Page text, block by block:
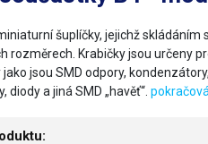
šuplíčky, jejichž skládáním
rozměrech. Krabičky jsou určeny
jsou SMD odpory,
diody a jiná SMD „havěť“.